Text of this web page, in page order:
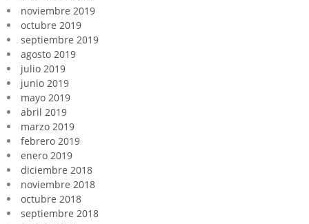
noviembre 2019
octubre 2019
septiembre 2019
agosto 2019
julio 2019
junio 2019
mayo 2019
abril 2019
marzo 2019
febrero 2019
enero 2019
diciembre 2018
noviembre 2018
octubre 2018
septiembre 2018